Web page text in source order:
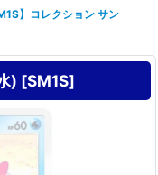
】コレクション サン
) [SM1S]